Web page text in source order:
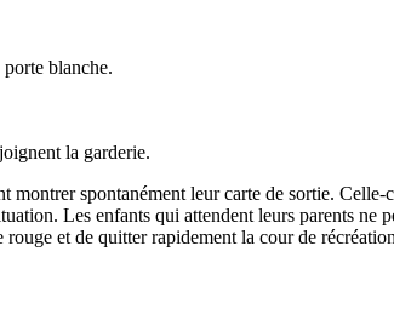
blanche.
la garderie.
spontanément leur carte de sortie.
Les enfants qui attendent leurs parents
et de quitter rapidement la cour de